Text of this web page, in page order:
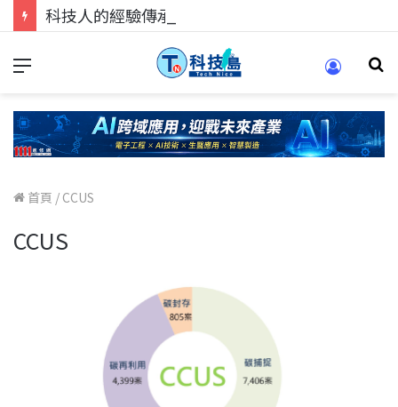
首頁 / CCUS
CCUS